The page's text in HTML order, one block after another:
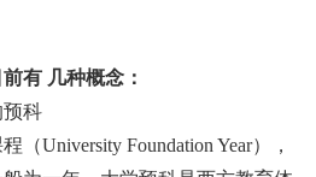
有 几种概念：
科
（University Foundation Year），